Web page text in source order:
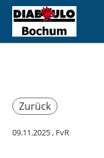
Zurück
09.11.2025, FvR